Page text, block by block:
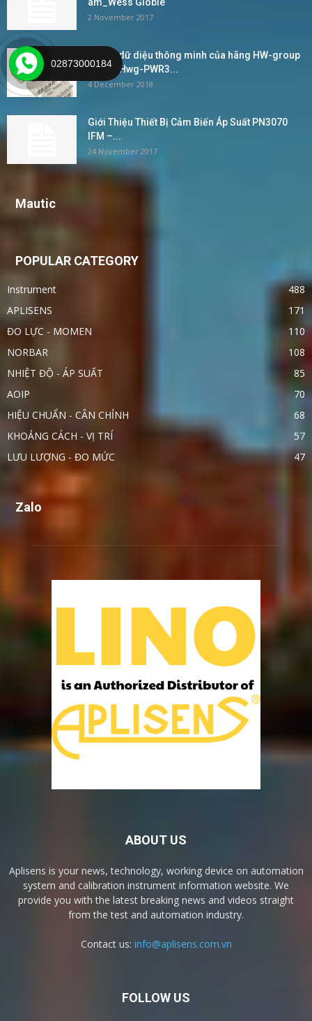
2 November 2017
Bộ ghi dữ diệu thông minh của hãng HW-group
Model Hwg-PWR3...
4 December 2018
Giới Thiệu Thiết Bị Cảm Biến Áp Suất PN3070
IFM –...
24 November 2017
Mautic
POPULAR CATEGORY
Instrument
488
APLISENS
171
ĐO LỰC - MOMEN
110
NORBAR
108
NHIỆT ĐỘ - ÁP SUẤT
85
AOIP
70
HIỆU CHUẨN - CÂN CHỈNH
68
KHOẢNG CÁCH - VỊ TRÍ
57
LƯU LƯỢNG - ĐO MỨC
47
Zalo
ABOUT US
Aplisens is your news, technology, working device on automation
system and calibration instrument information website. We
provide you with the latest breaking news and videos straight
from the test and automation industry.
Contact us: info@aplisens.com.vn
FOLLOW US
02873000184